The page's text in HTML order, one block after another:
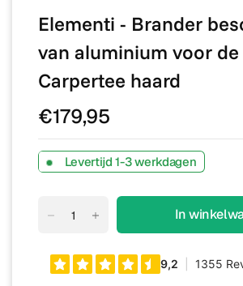
Elementi - Brander
van aluminium voor de
Carpertee haard
€179,95
Levertijd 1-3 werkdagen
In